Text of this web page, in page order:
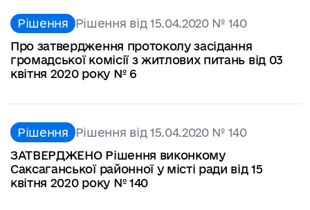
Рішення Рішення від 15.04.2020 № 140
Про затвердження протоколу засідання
громадської комісії з житлових питань від 03
квітня 2020 року № 6
Рішення Рішення від 15.04.2020 № 140
ЗАТВЕРДЖЕНО Рішення виконкому
Саксаганської районної у місті ради від 15
квітня 2020 року № 140